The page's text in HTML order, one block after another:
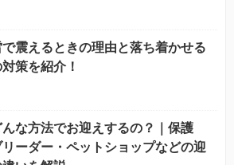
で震えるときの理由と落ち着かせる
策を紹介！
んな方法でお迎えするの？｜保護
リーダー・ペットショップなどの迎